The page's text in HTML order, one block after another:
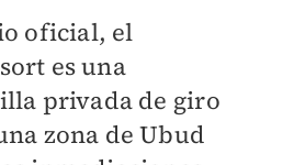
oficial, el
es una
privada de giro
zona de Ubud